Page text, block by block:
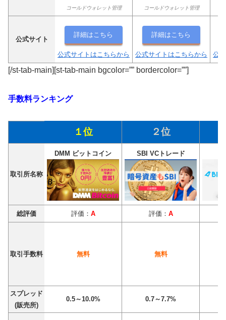
コールドウォレット管理 コールドウォレット管理
公式サイト
詳細はこちら
公式サイトはこちらから
詳細はこちら
公式サイトはこちらから 公
[/st-tab-main][st-tab-main bgcolor=”” bordercolor=””]
手数料ランキング
１位 ２位
取引所名称
DMM ビットコイン SBI VCトレード
総評価 評価： A 評価： A
取引手数料 無料 無料
スプレッド
(販売所)
0.5～10.0% 0.7～7.7%